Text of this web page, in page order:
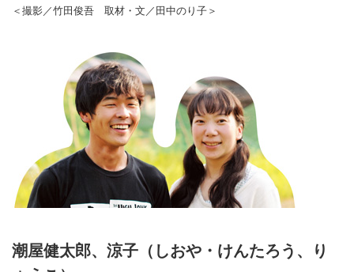
＜撮影／竹田俊吾 取材・文／田中のり子＞
潮屋健太郎、涼子（しおや・けんたろう、り